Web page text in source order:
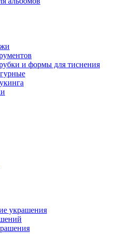
и формы для тиснения
украшения